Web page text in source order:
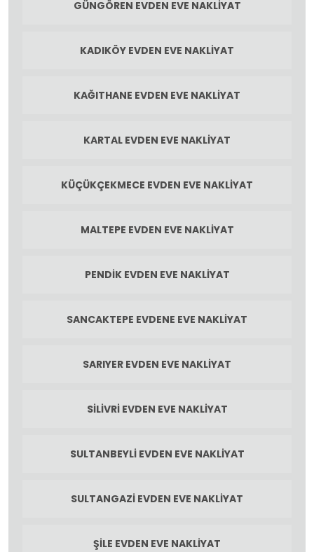
GÜNGÖREN EVDEN EVE NAKLIYAT
KADIKÖY EVDEN EVE NAKLIYAT
KAĞITHANE EVDEN EVE NAKLIYAT
KARTAL EVDEN EVE NAKLIYAT
KÜÇÜKÇEKMECE EVDEN EVE NAKLIYAT
MALTEPE EVDEN EVE NAKLIYAT
PENDIK EVDEN EVE NAKLIYAT
SANCAKTEPE EVDENE EVE NAKLIYAT
SARIYER EVDEN EVE NAKLIYAT
SILIVRI EVDEN EVE NAKLIYAT
SULTANBEYLI EVDEN EVE NAKLIYAT
SULTANGAZI EVDEN EVE NAKLIYAT
ŞILE EVDEN EVE NAKLIYAT